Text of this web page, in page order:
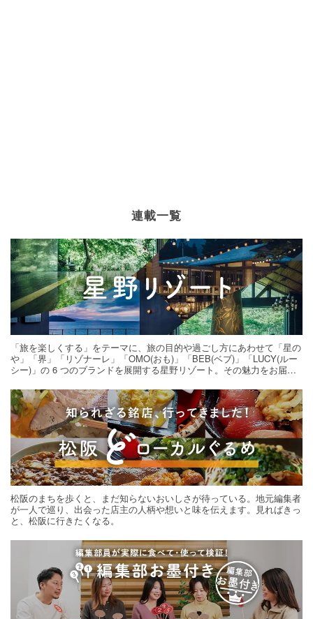
連載一覧
「旅を楽しくする」をテーマに、旅の目的や過ごし方にあわせて「星の
や」「界」「リゾナーレ」「OMO(おも)」「BEB(ベブ)」「LUCY(ルー
シー)」の 6 つのブランドを展開する星野リゾート。その魅力をお届け
松阪のまちを歩くと、まだ知らないおいしさが待っている。地元編集者
が一人で巡り、出会った店主の人柄や想いと味を伝えます。見ればきっ
と、松阪に行きたくなる。